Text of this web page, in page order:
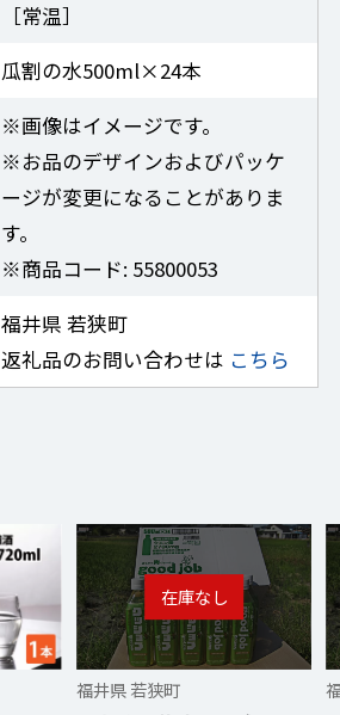
［常温］
瓜割の水500ml×24本
※画像はイメージです。
※お品のデザインおよびパッケ
ージが変更になることがありま
す。
※商品コード: 55800053
福井県 若狭町
返礼品のお問い合わせは こちら
福井県 若狭町